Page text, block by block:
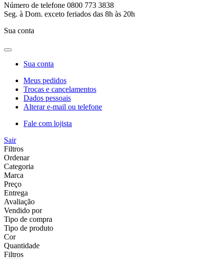
Número de telefone 0800 773 3838
Seg. à Dom. exceto feriados das 8h às 20h
Sua conta
Sua conta
Meus pedidos
Trocas e cancelamentos
Dados pessoais
Alterar e-mail ou telefone
Fale com lojista
Sair
Filtros
Ordenar
Categoria
Marca
Preço
Entrega
Avaliação
Vendido por
Tipo de compra
Tipo de produto
Cor
Quantidade
Filtros